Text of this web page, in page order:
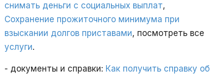
снимать деньги с социальных выплат,
Сохранение прожиточного минимума при
взыскании долгов приставами, посмотреть все
услуги.
- документы и справки: Как получить справку об